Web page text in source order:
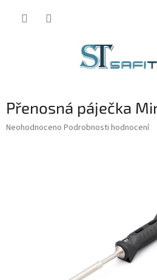
Přenosná páječka
Průměrné
Neohodnoceno Podrobnosti hodnocení